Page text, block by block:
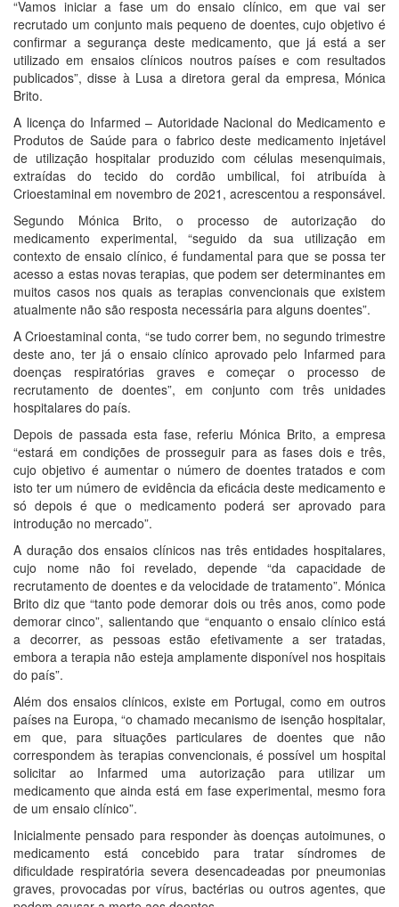
“Vamos iniciar a fase um do ensaio clínico, em que vai ser
recrutado um conjunto mais pequeno de doentes, cujo objetivo é
confirmar a segurança deste medicamento, que já está a ser
utilizado em ensaios clínicos noutros países e com resultados
publicados”, disse à Lusa a diretora geral da empresa, Mónica
Brito.
A licença do Infarmed – Autoridade Nacional do Medicamento e
Produtos de Saúde para o fabrico deste medicamento injetável
de utilização hospitalar produzido com células mesenquimais,
extraídas do tecido do cordão umbilical, foi atribuída à
Crioestaminal em novembro de 2021, acrescentou a responsável.
Segundo Mónica Brito, o processo de autorização do
medicamento experimental, “seguido da sua utilização em
contexto de ensaio clínico, é fundamental para que se possa ter
acesso a estas novas terapias, que podem ser determinantes em
muitos casos nos quais as terapias convencionais que existem
atualmente não são resposta necessária para alguns doentes”.
A Crioestaminal conta, “se tudo correr bem, no segundo trimestre
deste ano, ter já o ensaio clínico aprovado pelo Infarmed para
doenças respiratórias graves e começar o processo de
recrutamento de doentes”, em conjunto com três unidades
hospitalares do país.
Depois de passada esta fase, referiu Mónica Brito, a empresa
“estará em condições de prosseguir para as fases dois e três,
cujo objetivo é aumentar o número de doentes tratados e com
isto ter um número de evidência da eficácia deste medicamento e
só depois é que o medicamento poderá ser aprovado para
introdução no mercado”.
A duração dos ensaios clínicos nas três entidades hospitalares,
cujo nome não foi revelado, depende “da capacidade de
recrutamento de doentes e da velocidade de tratamento”. Mónica
Brito diz que “tanto pode demorar dois ou três anos, como pode
demorar cinco”, salientando que “enquanto o ensaio clínico está
a decorrer, as pessoas estão efetivamente a ser tratadas,
embora a terapia não esteja amplamente disponível nos hospitais
do país”.
Além dos ensaios clínicos, existe em Portugal, como em outros
países na Europa, “o chamado mecanismo de isenção hospitalar,
em que, para situações particulares de doentes que não
correspondem às terapias convencionais, é possível um hospital
solicitar ao Infarmed uma autorização para utilizar um
medicamento que ainda está em fase experimental, mesmo fora
de um ensaio clínico”.
Inicialmente pensado para responder às doenças autoimunes, o
medicamento está concebido para tratar síndromes de
dificuldade respiratória severa desencadeadas por pneumonias
graves, provocadas por vírus, bactérias ou outros agentes, que